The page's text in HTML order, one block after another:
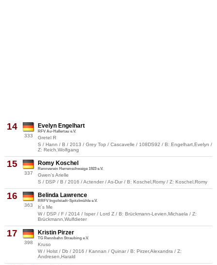
14
333
Evelyn Engelhart
RFV Au-Hallertau e.V.
Gretel R
S / Hann / B / 2013 / Grey Top / Cascavelle / 108DS92 / B: Engelhart,Evelyn /
Z: Reich,Wolfgang
15
337
Romy Koschel
Rennverein Herrenschwaige 1923 e.V.
Gwen's Arielle
S / DSP / B / 2016 / Actender / As-Dur / B: Koschel,Romy / Z: Koschel,Romy
16
363
Belinda Lawrence
RRFV Ingolstadt-Spitzlmühle e.V.
It´s Me
W / DSP / F / 2014 / Isper / Lord Z / B: Brückmann-Levien,Michaela / Z:
Brückmann,Wulfdieter
17
398
Kristin Pirzer
TG Rennbahn Straubing e.V.
Kruso
W / Holst / Db / 2016 / Kannan / Quinar / B: Pirzer,Alexandra / Z:
Andresen,Harald